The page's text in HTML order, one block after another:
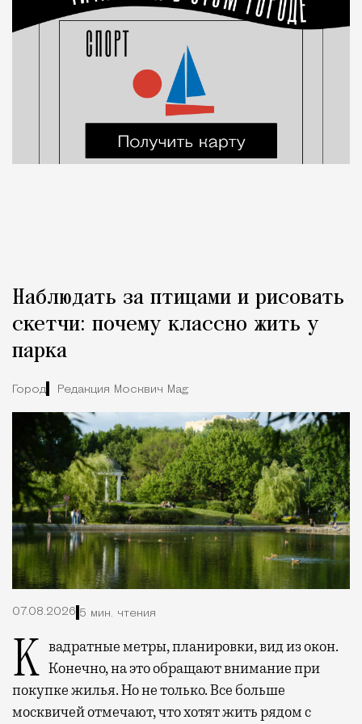
Наблюдать за птицами и рисовать
скетчи: почему классно жить у
парка
Город Редакция Москвич Mag
07.08.2026 5 мин. чтения
Квадратные метры, планировки, вид из окон. Конечно, на это обращают внимание при
покупке жилья. Но не только. Все больше
москвичей отмечают, что хотят жить рядом с